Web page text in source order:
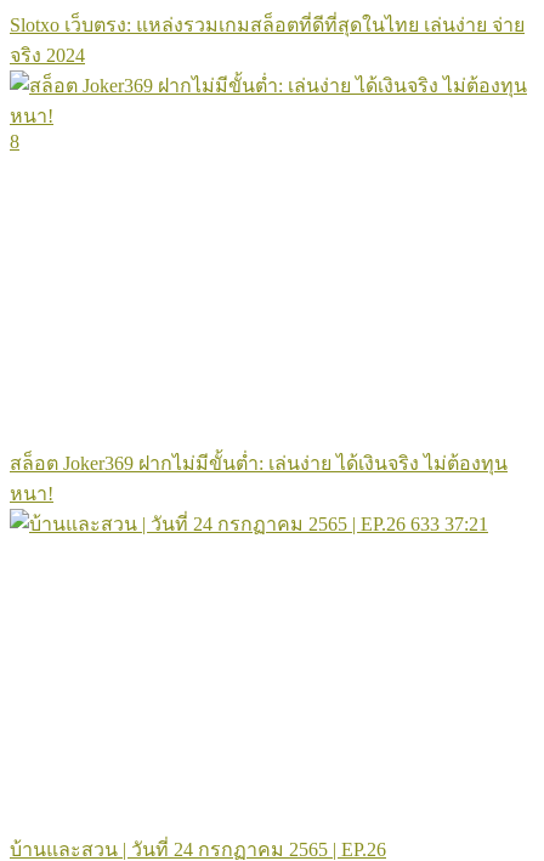
Slotxo เว็บตรง: แหล่งรวมเกมสล็อตที่ดีที่สุดในไทย เล่นง่าย จ่าย
จริง 2024
8
สล็อต Joker369 ฝากไม่มีขั้นต่ำ: เล่นง่าย ได้เงินจริง ไม่ต้องทุน
หนา!
633 37:21
บ้านและสวน | วันที่ 24 กรกฏาคม 2565 | EP.26